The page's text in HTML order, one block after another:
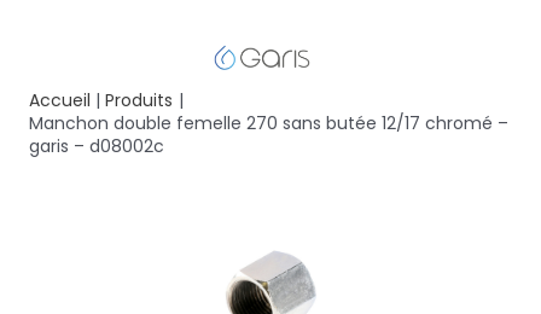
Accueil
Produits
Manchon double femelle 270 sans butée 12/17 chromé –
garis – d08002c